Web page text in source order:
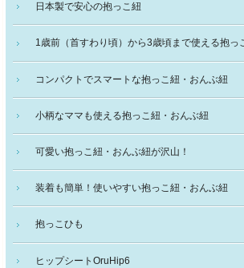
日本製で安心の抱っこ紐
1歳前（首すわり頃）から3歳頃まで使える抱っ
コンパクトでスマートな抱っこ紐・おんぶ紐
小柄なママも使える抱っこ紐・おんぶ紐
可愛い抱っこ紐・おんぶ紐が沢山！
装着も簡単！使いやすい抱っこ紐・おんぶ紐
抱っこひも
ヒップシートOruHip6